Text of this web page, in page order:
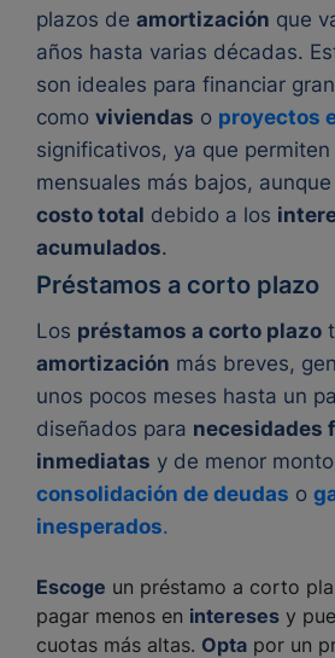
plazos de amortización que
años hasta varias décadas.
son ideales para financiar
como viviendas o proyectos
significativos, ya que permiten
mensuales más bajos,
costo total debido a los
acumulados.
Préstamos a corto plazo
Los préstamos a corto plazo
amortización más breves,
unos pocos meses hasta un
diseñados para necesidades
inmediatas y de menor
consolidación de deudas o
inesperados.
Escoge un préstamo a corto
pagar menos en intereses y
cuotas más altas. Opta por un